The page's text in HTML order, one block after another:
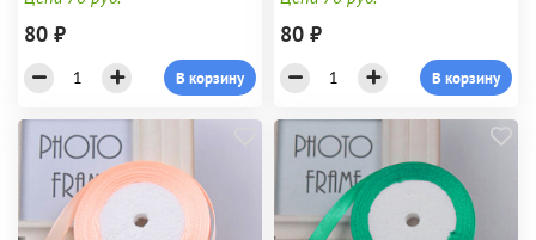
80 ₽
В корзину
80 ₽
В корзину